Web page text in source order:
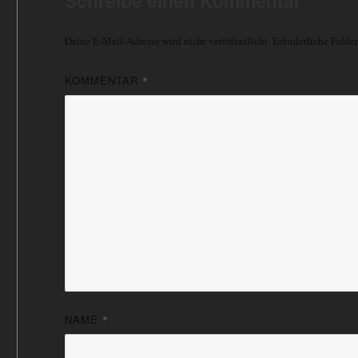
Deine E-Mail-Adresse wird nicht veröffentlicht. Erforderliche
KOMMENTAR *
NAME *